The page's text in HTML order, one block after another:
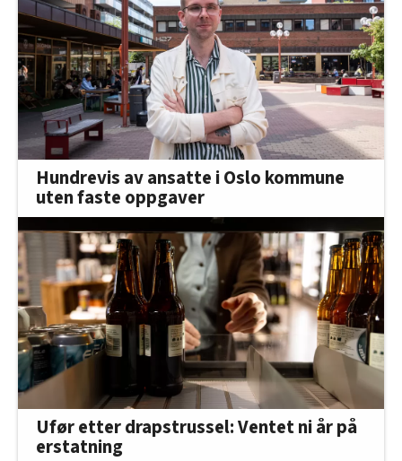
Hundrevis av ansatte i Oslo kommune
uten faste oppgaver
Ufør etter drapstrussel: Ventet ni år på
erstatning